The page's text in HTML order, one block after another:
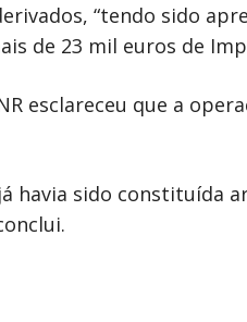
“tendo sido
de 23 mil euros de
esclareceu que a
havia sido constituída